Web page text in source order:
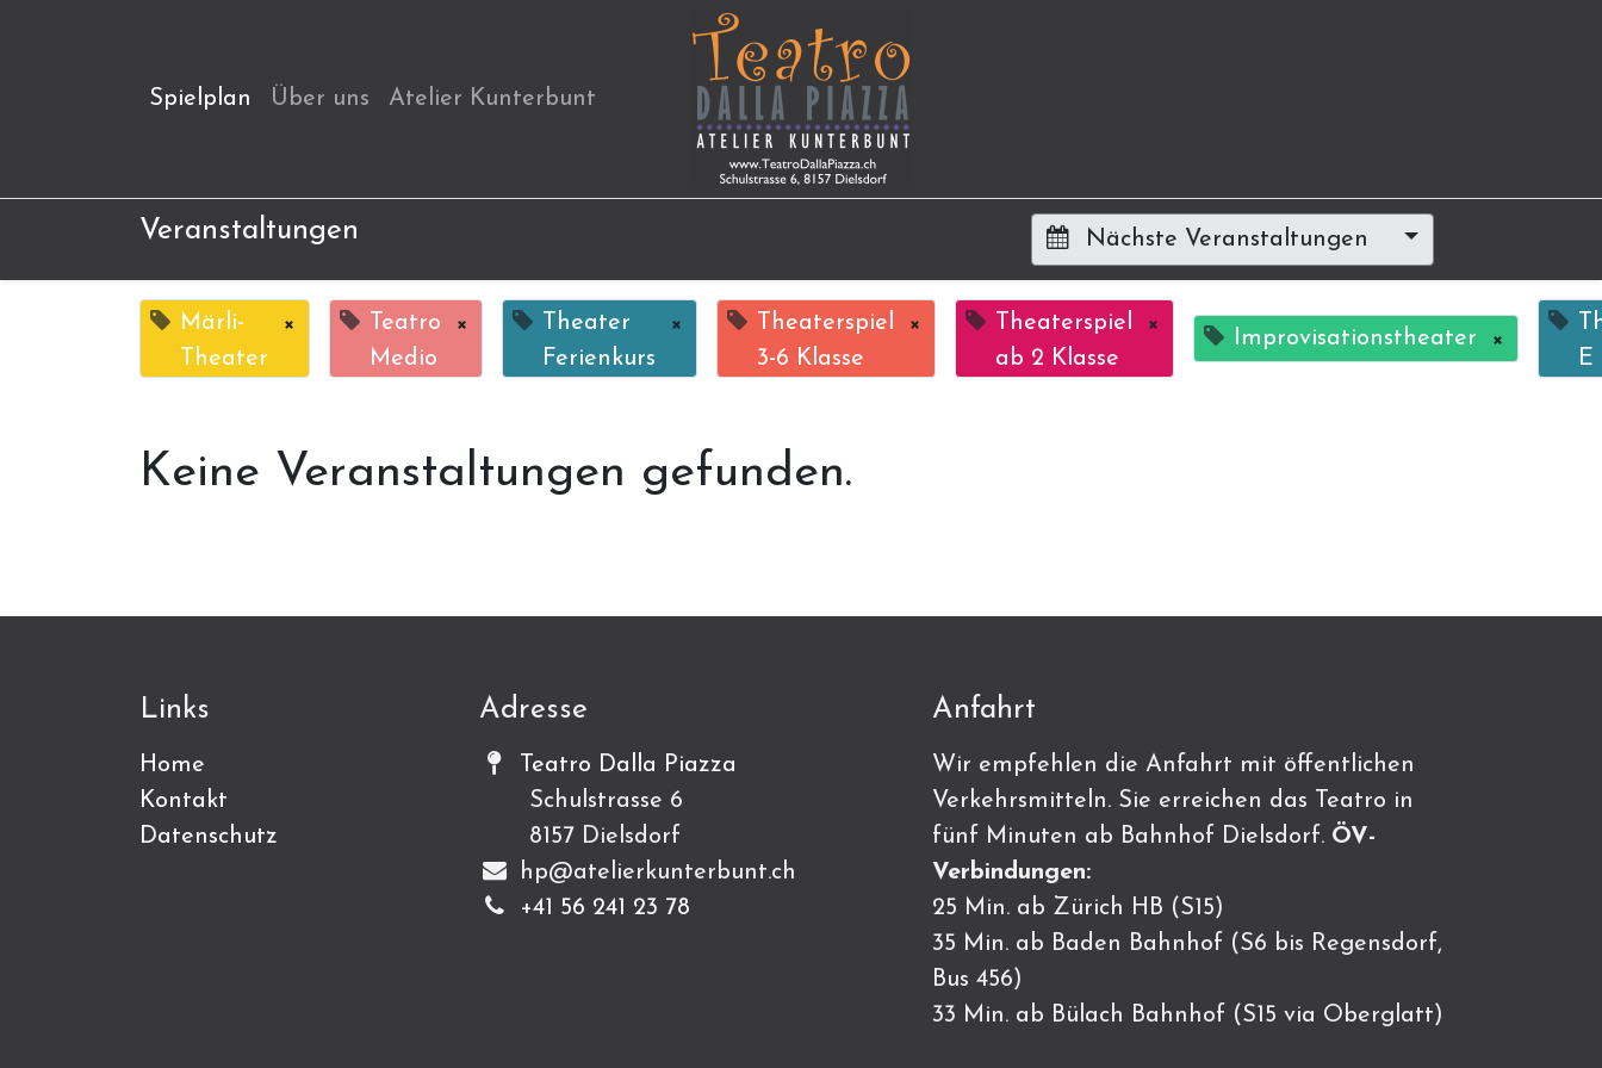
Spielplan Über uns Atelier Kunterbunt
Veranstaltungen Nächste Veranstaltungen
Märli-
Theater
×
Teatro
Medio
×
Theater
Ferienkurs
×
Theaterspiel
3-6 Klasse
×
Theaterspiel
ab 2 Klasse
×
Improvisationstheater ×
E
Keine Veranstaltungen gefunden.
Links
Home
Kontakt
Datenschutz
Adresse
Teatro Dalla Piazza
Schulstrasse 6
8157 Dielsdorf
hp@atelierkunterbunt.ch
+41 56 241 23 78
Anfahrt
Wir empfehlen die Anfahrt mit öffentlichen
Verkehrsmitteln. Sie erreichen das Teatro in
fünf Minuten ab Bahnhof Dielsdorf. ÖV-
Verbindungen:
25 Min. ab Zürich HB (S15)
35 Min. ab Baden Bahnhof (S6 bis Regensdorf,
Bus 456)
33 Min. ab Bülach Bahnhof (S15 via Oberglatt)